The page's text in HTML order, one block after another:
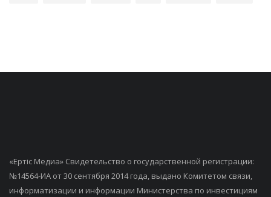
«Ертiс Медиа» Свидетельство о государственной регистрации:
№14564-ИА от 30 сентября 2014 года, выдано Комитетом связи,
информатизации и информации Министерства по инвестициям